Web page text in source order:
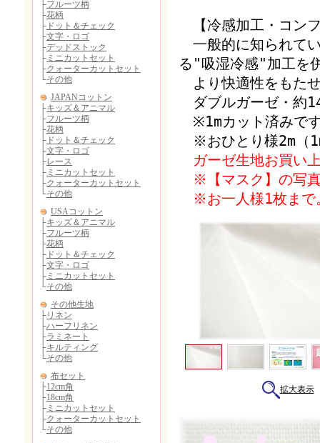
【冷感加工・コン
一般的に知られて
る"吸湿冷感"加工を
より快適性をもた
ダブルガーゼ・約
※1mカット済みで
※おひとり様2m（
ガーゼ生地お買い
※【マスク】の写真
※お一人様1枚まで
拡大表示